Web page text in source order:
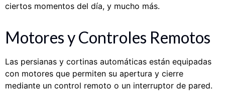
ciertos momentos del día, y mucho más.
Motores y Controles Remotos
Las persianas y cortinas automáticas están equipadas
con motores que permiten su apertura y cierre
mediante un control remoto o un interruptor de pared.